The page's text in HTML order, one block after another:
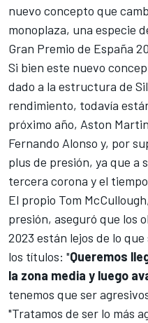
nuevo concepto que
monoplaza, una especie
Gran Premio de España
Si bien este nuevo
dado a la estructura de
rendimiento, todavía
próximo año, Aston
Fernando Alonso y, por
plus de presión, ya que a
tercera corona y el
El propio Tom
presión, aseguró que los
2023 están lejos de lo
los títulos: "Queremos
la zona media y luego
tenemos que ser
"Tratamos de ser lo más